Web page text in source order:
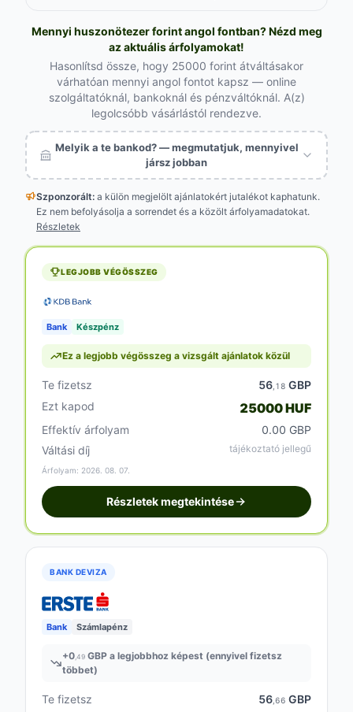
Mennyi huszonötezer forint angol fontban? Nézd meg
az aktuális árfolyamokat!
Hasonlítsd össze, hogy 25000 forint átváltásakor
várhatóan mennyi angol fontot kapsz — online
szolgáltatóknál, bankoknál és pénzváltóknál. A(z)
legolcsóbb vásárlástól rendezve.
Melyik a te bankod? — megmutatjuk, mennyivel
jársz jobban
Szponzorált: a külön megjelölt ajánlatokért jutalékot kaphatunk.
Ez nem befolyásolja a sorrendet és a közölt árfolyamadatokat.
Részletek
LEGJOBB VÉGÖSSZEG
Bank Készpénz
Ez a legjobb végösszeg a vizsgált ajánlatok közül
Te fizetsz 56 ,18 GBP
Ezt kapod
25000 HUF
Effektív árfolyam
0.00 GBP
Váltási díj
tájékoztató jellegű
Árfolyam: 2026. 08. 07.
Részletek megtekintése
BANK DEVIZA
Bank Számlapénz
+0 ,49 GBP a legjobbhoz képest (ennyivel fizetsz
többet)
Te fizetsz 56 ,66 GBP